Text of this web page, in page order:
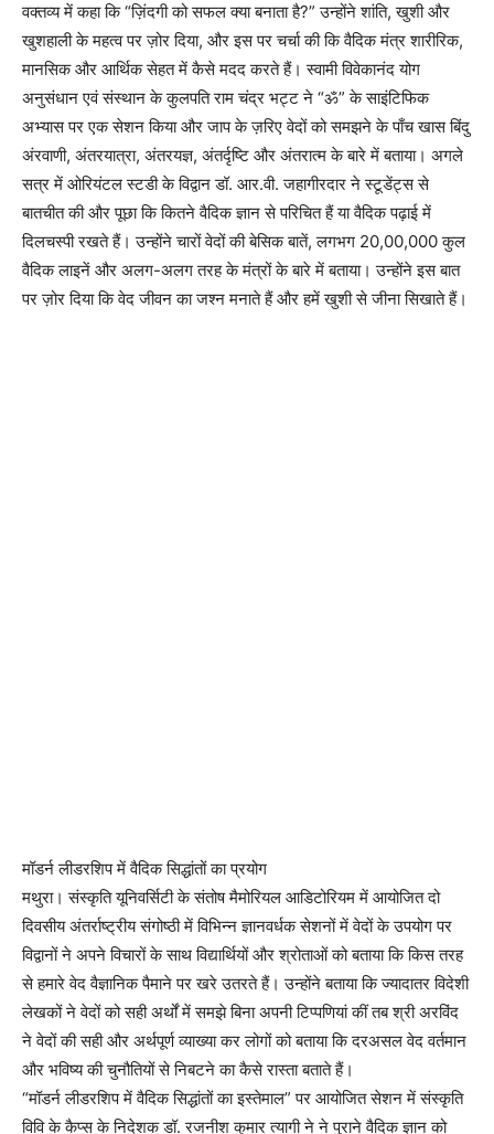
वक्तव्य में कहा कि “ज़िंदगी को सफल क्या बनाता है?” उन्होंने शांति, खुशी और
खुशहाली के महत्व पर ज़ोर दिया, और इस पर चर्चा की कि वैदिक मंत्र शारीरिक,
मानसिक और आर्थिक सेहत में कैसे मदद करते हैं। स्वामी विवेकानंद योग
अनुसंधान एवं संस्थान के कुलपति राम चंद्र भट्ट ने “ॐ” के साइंटिफिक
अभ्यास पर एक सेशन किया और जाप के ज़रिए वेदों को समझने के पाँच खास बिंदु
अंरवाणी, अंतरयात्रा, अंतरयज्ञ, अंतर्दृष्टि और अंतरात्म के बारे में बताया। अगले
सत्र में ओरियंटल स्टडी के विद्वान डॉ. आर.वी. जहागीरदार ने स्टूडेंट्स से
बातचीत की और पूछा कि कितने वैदिक ज्ञान से परिचित हैं या वैदिक पढ़ाई में
दिलचस्पी रखते हैं। उन्होंने चारों वेदों की बेसिक बातें, लगभग 20,00,000 कुल
वैदिक लाइनें और अलग-अलग तरह के मंत्रों के बारे में बताया। उन्होंने इस बात
पर ज़ोर दिया कि वेद जीवन का जश्न मनाते हैं और हमें खुशी से जीना सिखाते हैं।
मॉडर्न लीडरशिप में वैदिक सिद्धांतों का प्रयोग
मथुरा। संस्कृति यूनिवर्सिटी के संतोष मैमोरियल आडिटोरियम में आयोजित दो
दिवसीय अंतर्राष्ट्रीय संगोष्ठी में विभिन्न ज्ञानवर्धक सेशनों में वेदों के उपयोग पर
विद्वानों ने अपने विचारों के साथ विद्यार्थियों और श्रोताओं को बताया कि किस तरह
से हमारे वेद वैज्ञानिक पैमाने पर खरे उतरते हैं। उन्होंने बताया कि ज्यादातर विदेशी
लेखकों ने वेदों को सही अर्थों में समझे बिना अपनी टिप्पणियां कीं तब श्री अरविंद
ने वेदों की सही और अर्थपूर्ण व्याख्या कर लोगों को बताया कि दरअसल वेद वर्तमान
और भविष्य की चुनौतियों से निबटने का कैसे रास्ता बताते हैं।
“मॉडर्न लीडरशिप में वैदिक सिद्धांतों का इस्तेमाल” पर आयोजित सेशन में संस्कृति
विवि के कैप्स के निदेशक डॉ. रजनीश कुमार त्यागी ने ने पुराने वैदिक ज्ञान को